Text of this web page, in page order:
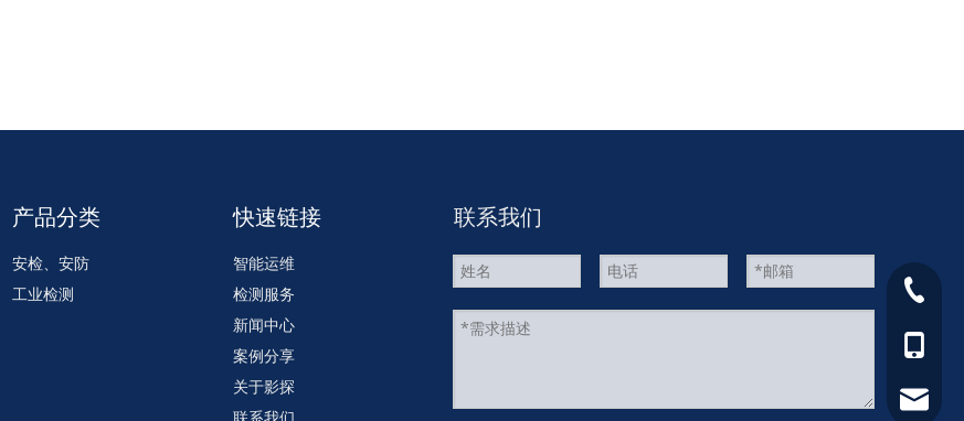
产品分类
安检、安防
工业检测
+86-
快速链接
智能运维
检测服务
新闻中心
案例分享
关于影探
联系我们